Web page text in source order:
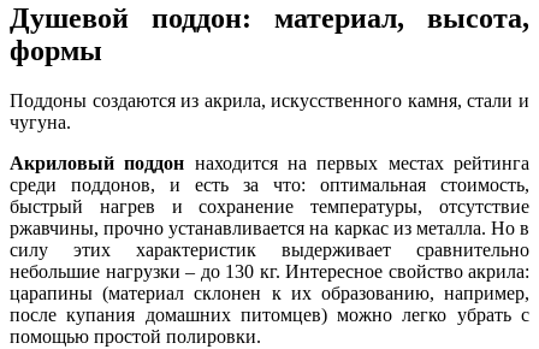
Душевой поддон: материал, высота,
формы
Поддоны создаются из акрила, искусственного камня, стали и
чугуна.
Акриловый поддон находится на первых местах рейтинга
среди поддонов, и есть за что: оптимальная стоимость,
быстрый нагрев и сохранение температуры, отсутствие
ржавчины, прочно устанавливается на каркас из металла. Но в
силу этих характеристик выдерживает сравнительно
небольшие нагрузки – до 130 кг. Интересное свойство акрила:
царапины (материал склонен к их образованию, например,
после купания домашних питомцев) можно легко убрать с
помощью простой полировки.